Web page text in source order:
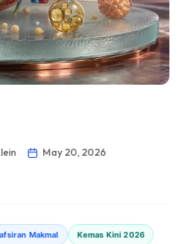
May 20, 2026
Makmal Kemas Kini 2026